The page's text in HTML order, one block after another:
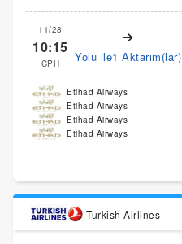
11/28
10:15
CPH Yolu ile1 Aktarım(lar)
Etihad Airways
Etihad Airways
Etihad Airways
Etihad Airways
Turkish Airlines